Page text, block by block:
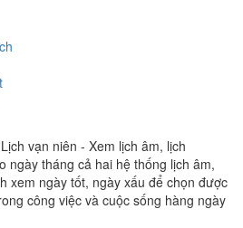
vạn niên - Xem lịch âm, lịch
ngày tháng cả hai hệ thống lịch âm,
xem ngày tốt, ngày xấu để chọn được
công việc và cuộc sống hàng ngày